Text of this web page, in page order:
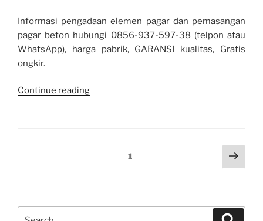
Informasi pengadaan elemen pagar dan pemasangan
pagar beton hubungi 0856-937-597-38 (telpon atau
WhatsApp), harga pabrik, GARANSI kualitas, Gratis
ongkir.
Continue reading“PAGAR
Page1
Next
page